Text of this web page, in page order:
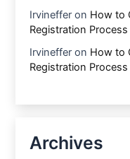
Irvineffer on How to
Registration
Irvineffer on How to
Registration
Archives